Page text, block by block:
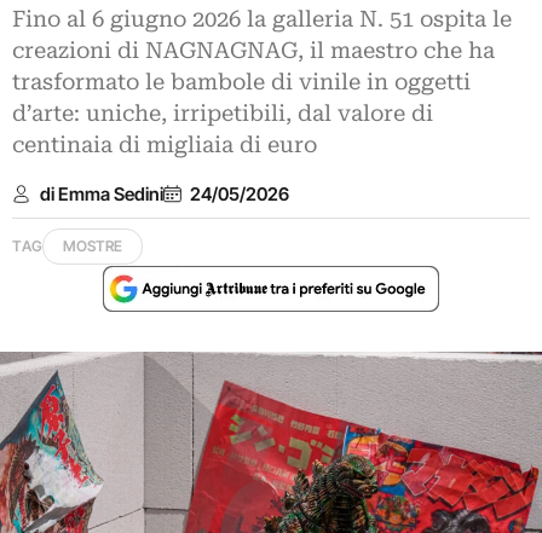
Fino al 6 giugno 2026 la galleria N. 51 ospita le
creazioni di NAGNAGNAG, il maestro che ha
trasformato le bambole di vinile in oggetti
d’arte: uniche, irripetibili, dal valore di
centinaia di migliaia di euro
di Emma Sedini 24/05/2026
TAG MOSTRE